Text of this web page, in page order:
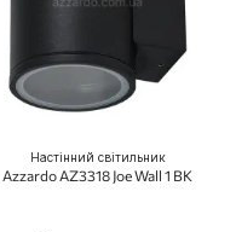
Настінний світильник
Azzardo AZ3318 Joe Wall 1 BK